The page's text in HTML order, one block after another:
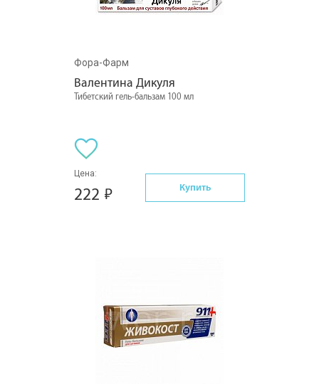
Фора-Фарм
Валентина Дикуля
Тибетский гель-бальзам 100 мл
Цена:
222 Купить